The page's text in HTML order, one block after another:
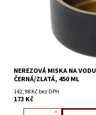
NEREZOVÁ MISKA NA
ČERNÁ/ZLATÁ, 450 ML
142,98 Kč bez DPH
173 Kč